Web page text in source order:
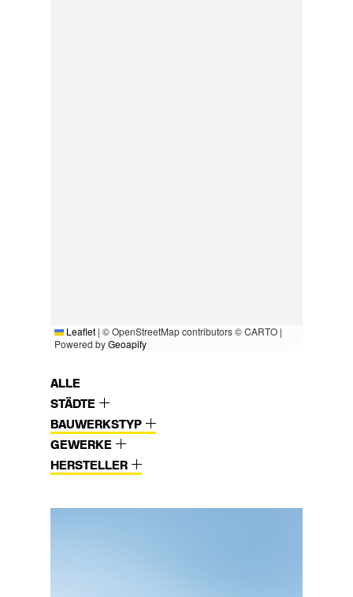
Leaflet | © OpenStreetMap contributors © CARTO |
Powered byGeoapify
ALLE
STÄDTE
BAUWERKSTYP
GEWERKE
HERSTELLER